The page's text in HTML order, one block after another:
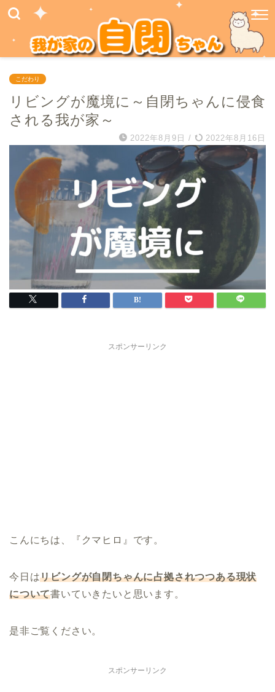
こだわり
リビングが魔境に～自閉ちゃんに侵食
される我が家～
2022年8月9日 / 2022年8月16日
スポンサーリンク
こんにちは、『クマヒロ』です。
今日はリビングが自閉ちゃんに占拠されつつある現状
について書いていきたいと思います。
是非ご覧ください。
スポンサーリンク